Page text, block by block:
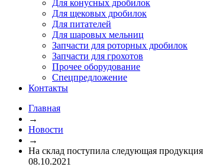
Для конусных дробилок
Для щековых дробилок
Для питателей
Для шаровых мельниц
Запчасти для роторных дробилок
Запчасти для грохотов
Прочее оборудование
Спецпредложение
Контакты
Главная
→
Новости
→
На склад поступила следующая продукция
08.10.2021